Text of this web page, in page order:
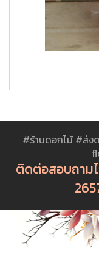
#ร้านดอกไม้ #ส่ง
ติดต่อสอบถาม